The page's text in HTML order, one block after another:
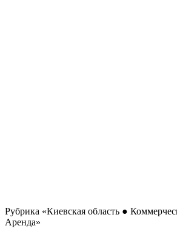
Рубрика «Киевская область ●
Аренда»